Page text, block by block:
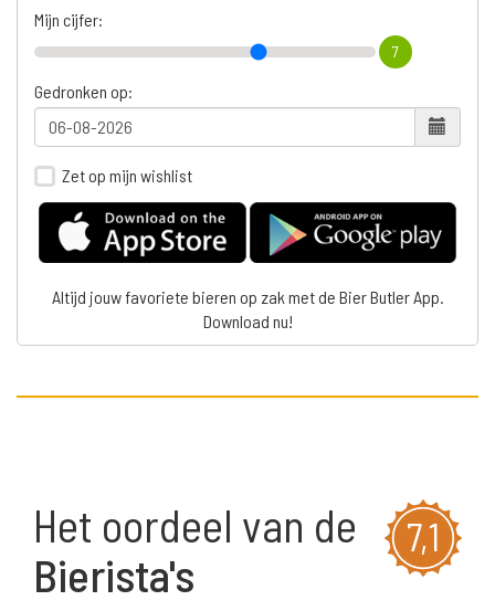
Mijn cijfer:
7
Gedronken op:
Zet op mijn wishlist
Altijd jouw favoriete bieren op zak met de Bier Butler App.
Download nu!
7,1
Het oordeel van de
Bierista's